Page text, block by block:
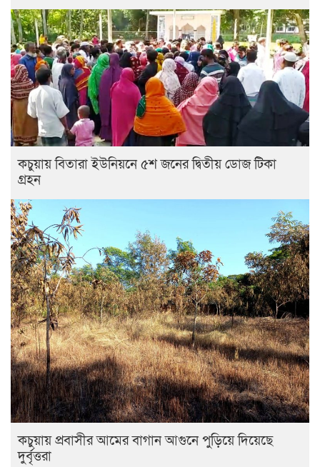
কচুয়ায় বিতারা ইউনিয়নে ৫শ জনের দ্বিতীয় ডোজ টিকা
গ্রহন
কচুয়ায় প্রবাসীর আমের বাগান আগুনে পুড়িয়ে দিয়েছে
দুর্বৃত্তরা